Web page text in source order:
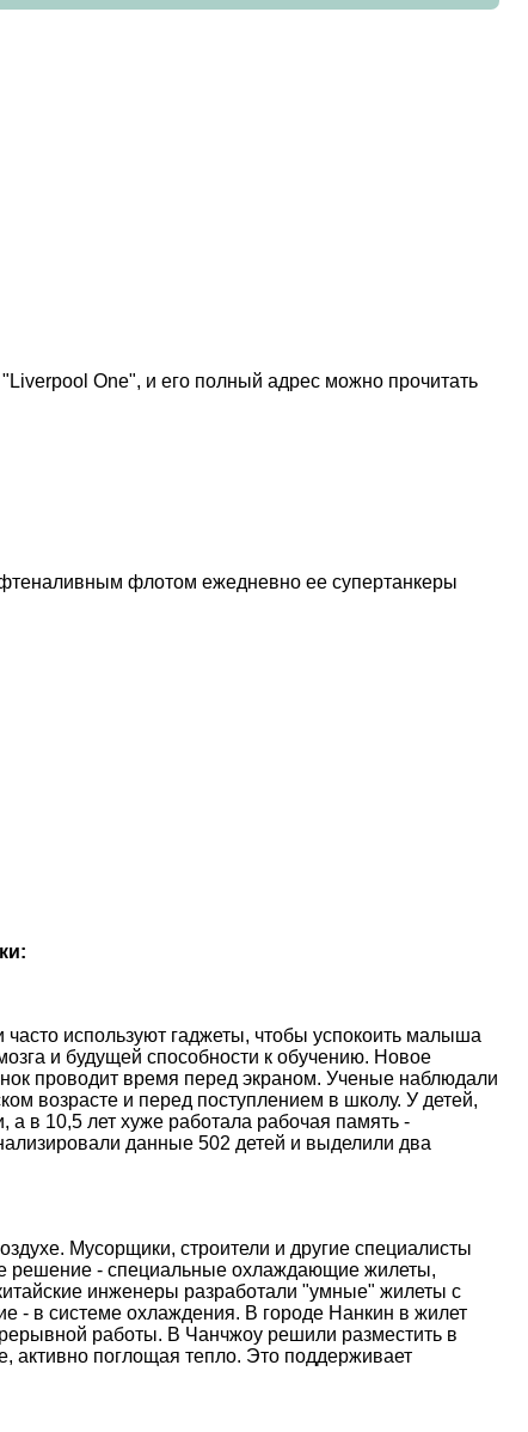
One", и его полный адрес можно прочитать
флотом ежедневно ее супертанкеры
используют гаджеты, чтобы успокоить малыша
и будущей способности к обучению. Новое
проводит время перед экраном. Ученые наблюдали
возрасте и перед поступлением в школу. У детей,
а в 10,5 лет хуже работала рабочая память -
данные 502 детей и выделили два
Мусорщики, строители и другие специалисты
решение - специальные охлаждающие жилеты,
инженеры разработали "умные" жилеты с
- в системе охлаждения. В городе Нанкин в жилет
работы. В Чанчжоу решили разместить в
активно поглощая тепло. Это поддерживает